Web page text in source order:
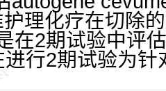
理化疗在切除
在2期试验中评
行2期试验为